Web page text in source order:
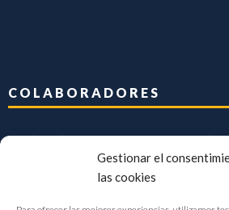
Gestionar el
las cookies
COLABORADORES